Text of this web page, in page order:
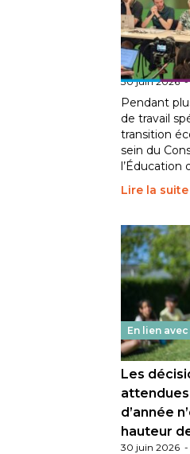
fait
30 juin 2026
Pendant
de travail
transition
sein du
l’Éducation
Lire la
En lien
Les
d’année
hauteur
30 juin 2026 -